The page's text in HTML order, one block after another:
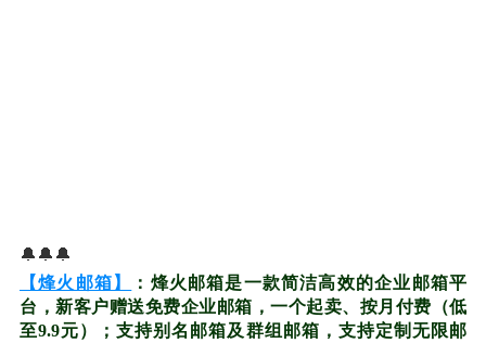
🔔🔔🔔
【烽火邮箱】
：烽火邮箱是一款简洁高效的企业邮箱平
台，新客户赠送免费企业邮箱，一个起卖、按月付费（低
至9.9元）；支持别名邮箱及群组邮箱，支持定制无限邮